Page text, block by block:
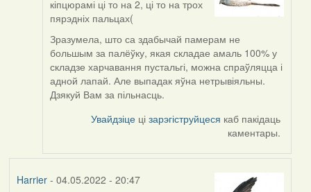
to
by
ZNR
кіпцюрамі ці то на 2, ці то на трох
пярэдніх пальцах(
Зразумела, што са здабычай памерам не
большым за палёўку, якая складае амаль 100% у
складзе харчавання пустальгі, можна спраўляцца і
адной лапай. Але выпадак яўна нетрывіяльны.
Дзякуй Вам за пільнасць.
Увайдзіце цізарэгіструйцеся каб пакідаць
каментары.
Harrier- 04.05.2022 - 20:47